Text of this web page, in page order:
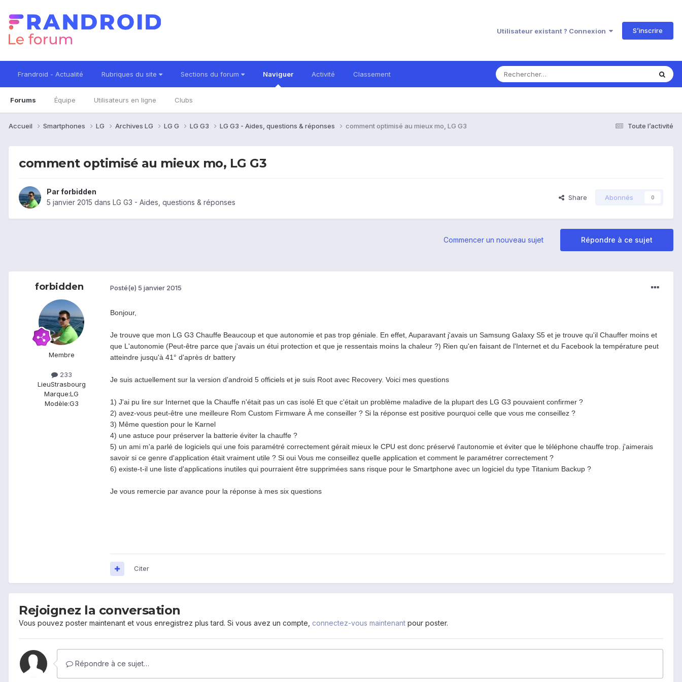
Utilisateur existant ? Connexion S’inscrire
Frandroid - Actualité Rubriques du site Sections du forum Naviguer
Forums Équipe Utilisateurs en ligne Clubs
Activité Classement
Toute l’activité
Accueil Smartphones LG Archives LG LG G LG G3 LG G3 - Aides, questions & réponses comment optimisé au mieux mo, LG G3
comment optimisé au mieux mo, LG G3
Parforbidden
5 janvier 2015 dans LG G3 - Aides, questions & réponses
Share Abonnés 0
Répondre à ce sujet
Commencer un nouveau sujet
forbidden
Membre
233
LieuStrasbourg
Marque:LG
Modèle:G3
Posté(e) 5 janvier 2015
Bonjour,
Je trouve que mon LG G3 Chauffe Beaucoup et que autonomie et pas trop géniale. En effet, Auparavant j'avais un Samsung Galaxy S5 et je trouve qu'il Chauffer moins et
que L'autonomie (Peut-être parce que j'avais un étui protection et que je ressentais moins la chaleur ?) Rien qu'en faisant de l'Internet et du Facebook la température peut
atteindre jusqu'à 41° d'après dr battery
Je suis actuellement sur la version d'android 5 officiels et je suis Root avec Recovery. Voici mes questions
1) J'ai pu lire sur Internet que la Chauffe n'était pas un cas isolé Et que c'était un problème maladive de la plupart des LG G3 pouvaient confirmer ?
2) avez-vous peut-être une meilleure Rom Custom Firmware À me conseiller ? Si la réponse est positive pourquoi celle que vous me conseillez ?
3) Même question pour le Karnel
4) une astuce pour préserver la batterie éviter la chauffe ?
5) un ami m'a parlé de logiciels qui une fois paramétré correctement gérait mieux le CPU est donc préservé l'autonomie et éviter que le téléphone chauffe trop. j'aimerais
savoir si ce genre d'application était vraiment utile ? Si oui Vous me conseillez quelle application et comment le paramétrer correctement ?
6) existe-t-il une liste d'applications inutiles qui pourraient être supprimées sans risque pour le Smartphone avec un logiciel du type Titanium Backup ?
Je vous remercie par avance pour la réponse à mes six questions
Citer
Rejoignez la conversation
Vous pouvez poster maintenant et vous enregistrez plus tard. Si vous avez un compte, connectez-vous maintenant pour poster.
Répondre à ce sujet…